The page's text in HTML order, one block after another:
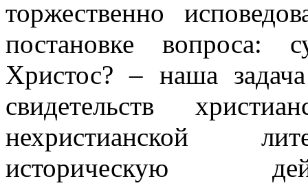
торжественно
постановке вопроса:
Христос? – наша
свидетельств
нехристианской
историческую